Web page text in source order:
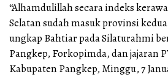
“Alhamdulillah secara indeks
Selatan sudah masuk provinsi
ungkap Bahtiar pada Silaturahmi
Pangkep, Forkopimda, dan jajaran
Kabupaten Pangkep, Minggu, 7